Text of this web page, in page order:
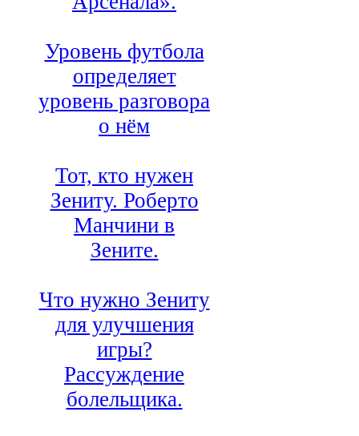
Уровень футбола
определяет
уровень разговора
о нём
Тот, кто нужен
Зениту. Роберто
Манчини в
Зените.
Что нужно Зениту
для улучшения
игры?
Рассуждение
болельщика.